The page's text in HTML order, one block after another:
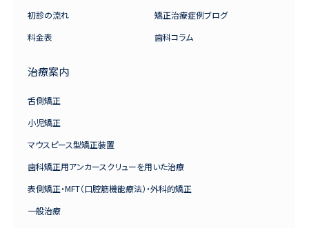
初診の流れ
料金表
矯正治療症例ブログ
歯科コラム
治療案内
舌側矯正
小児矯正
マウスピース型矯正装置
歯科矯正用アンカースクリューを用いた治療
表側矯正・MFT（口腔筋機能療法）・外科的矯正
一般治療